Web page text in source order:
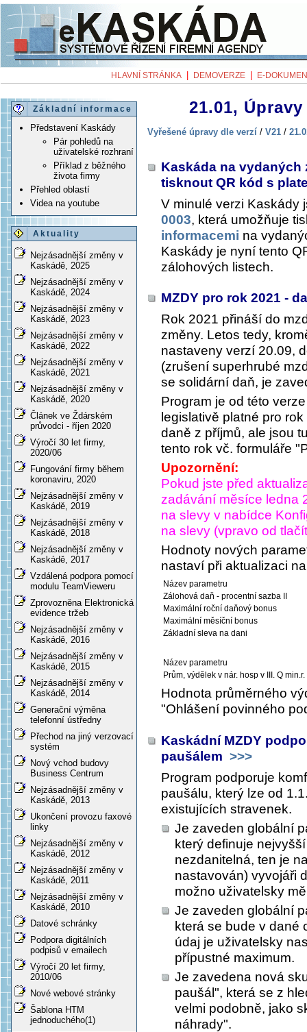
HLAVNÍ STRÁNKA DEMOVERZE E-
Základní informace
Představení Kaskády
Pár pohledů na
uživatelské rozhraní
Příklad z běžného
života firmy
Přehled oblastí
Videa na youtube
Aktuality
Nejzásadnější změny v
Kaskádě, 2025
Nejzásadnější změny v
Kaskádě, 2024
Nejzásadnější změny v
Kaskádě, 2023
Nejzásadnější změny v
Kaskádě, 2022
Nejzásadnější změny v
Kaskádě, 2021
Nejzásadnější změny v
Kaskádě, 2020
Článek ve Ždárském
průvodci - říjen 2020
Výročí 30 let firmy,
2020/06
Fungování firmy během
koronaviru, 2020
Nejzásadnější změny v
Kaskádě, 2019
Nejzásadnější změny v
Kaskádě, 2018
Nejzásadnější změny v
Kaskádě, 2017
Vzdálená podpora pomocí
modulu TeamVieweru
Zprovozněna Elektronická
evidence tržeb
Nejzásadnější změny v
Kaskádě, 2016
Nejzásadnější změny v
Kaskádě, 2015
Nejzásadnější změny v
Kaskádě, 2014
Generační výměna
telefonní ústředny
Přechod na jiný verzovací
systém
Nový vchod budovy
Business Centrum
Nejzásadnější změny v
Kaskádě, 2013
Ukončení provozu faxové
linky
Nejzásadnější změny v
Kaskádě, 2012
Nejzásadnější změny v
Kaskádě, 2011
Nejzásadnější změny v
Kaskádě, 2010
Datové schránky
Podpora digitálních
podpisů v emailech
Výročí 20 let firmy,
2010/06
Nové webové stránky
Šablona HTM
jednoduchého(1)
21.01,
Vyřešené úpravy dle verzí / V21 /
Kaskáda na
tisknout QR kód s
V minulé verzi Kaskády
0003, která umožňuje
informacemi na
Kaskády je nyní tento
zálohových listech.
MZDY pro rok 2021 -
Rok 2021 přináší do
změny. Letos tedy,
nastaveny verzí 20.09,
(zrušení superhrubé
se solidární daň, je
Program je od této
legislativě platné pro
daně z příjmů, ale jsou
tento rok vč. formuláře
Upozornění:
Pokud jste před
zadávání měsíce ledna
na slevy v nabídce
na slevy (vpravo od
Hodnoty nových
nastaví při aktualizaci
Název parametru
Zálohová daň - procentní sazba II
Maximální roční daňový bonus
Maximální měsíční bonus
Základní sleva na dani
Název parametru
Prům, výdělek v nár. hosp v III. Q min.r.
Hodnota průměrného
"Ohlášení povinného
Kaskádní MZDY
paušálem >>>
Program podporuje
paušálu, který lze od
existujících stravenek.
Je zaveden globální
který definuje
nezdanitelná, ten je
nastavován) vyvojáři
možno uživatelsky
Je zaveden globální
která se bude v dané
údaj je uživatelsky
přípustné maximum.
Je zavedena nová
paušál", která se z
velmi podobně, jako
náhrady".